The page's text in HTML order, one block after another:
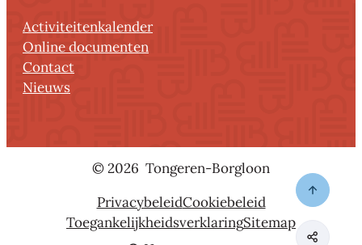
Activiteitenkalender
Online documenten
Contact
Nieuws
© 2026 Tongeren-Borgloon
PrivacybeleidCookiebeleid
ToegankelijkheidsverklaringSitemap
Naar